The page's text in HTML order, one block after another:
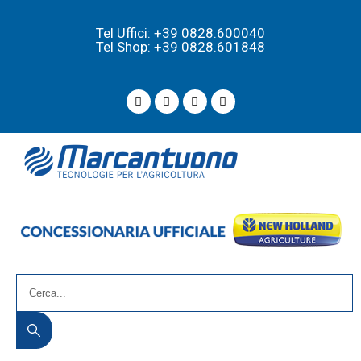
Tel Uffici: +39 0828.600040
Tel Shop: +39 0828.601848